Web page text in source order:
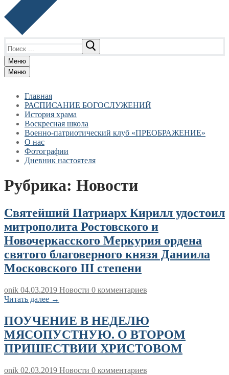
Меню
Меню
Главная
РАСПИСАНИЕ БОГОСЛУЖЕНИЙ
История храма
Воскресная школа
Военно-патриотический клуб «ПРЕОБРАЖЕНИЕ»
О нас
Фотографии
Дневник настоятеля
Рубрика: Новости
Святейший Патриарх Кирилл удостоил
митрополита Ростовского и
Новочеркасского Меркурия ордена
святого благоверного князя Даниила
Московского III степени
onik 04.03.2019 Новости 0 комментариев
Читать далее →
ПОУЧЕНИЕ В НЕДЕЛЮ
МЯСОПУСТНУЮ. О ВТОРОМ
ПРИШЕСТВИИ ХРИСТОВОМ
onik 02.03.2019 Новости 0 комментариев